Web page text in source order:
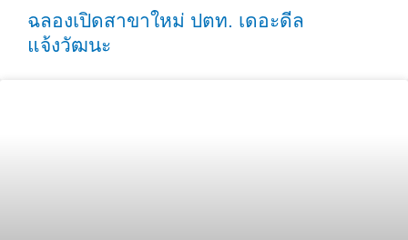
ฉลองเปิดสาขาใหม่ ปตท. เดอะดีล
แจ้งวัฒนะ